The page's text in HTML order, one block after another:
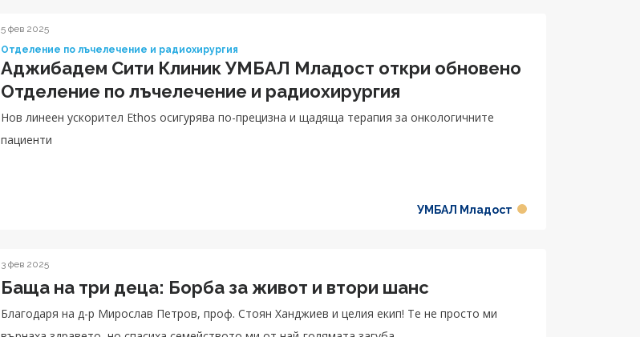
5 фев 2025
Отделение по лъчелечение и радиохирургия
Аджибадем Сити Клиник УМБАЛ Младост откри обновено
Отделение по лъчелечение и радиохирургия
Нов линеен ускорител Ethos осигурява по-прецизна и щадяща терапия за онкологичните
пациенти
УМБАЛ Младост
3 фев 2025
Баща на три деца: Борба за живот и втори шанс
Благодаря на д-р Мирослав Петров, проф. Стоян Ханджиев и целия екип! Те не просто ми